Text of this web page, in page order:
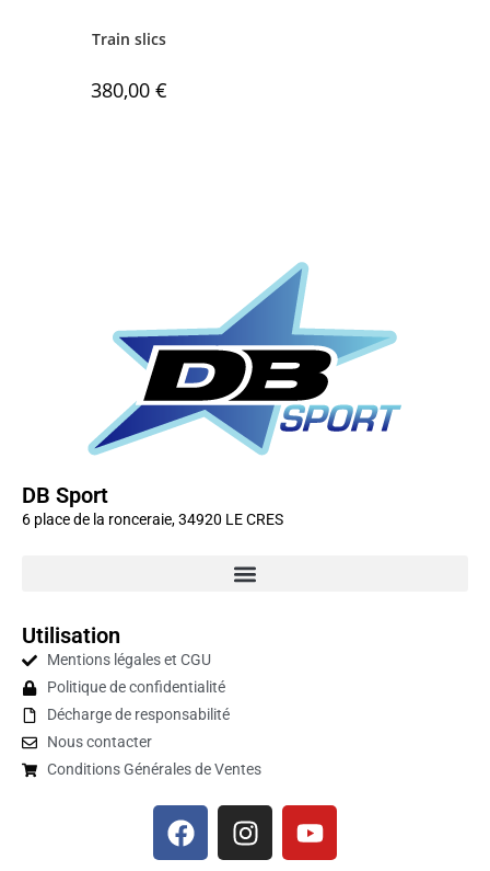
Train slics
380,00€
DB Sport
6 place de la ronceraie, 34920 LE CRES
Utilisation
Mentions légales et CGU
Politique de confidentialité
Décharge de responsabilité
Nous contacter
Conditions Générales de Ventes